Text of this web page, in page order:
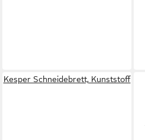
Kesper Schneidebrett, Kunststoff